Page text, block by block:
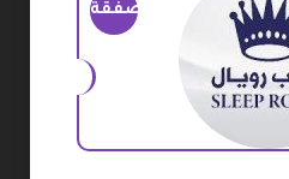
التخزين والعديد من العوامل
من هذه الخدمة في حال
أثناء النوم عليها.
صفقة